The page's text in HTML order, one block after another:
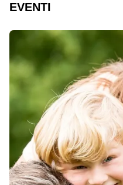
EVENTI